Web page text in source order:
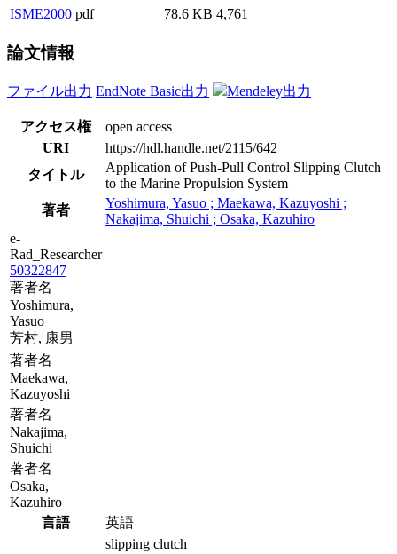
ISME2000 pdf 78.6 KB 4,761
論文情報
ファイル出力 EndNote Basic出力 Mendeley出力
アクセス権
open access
URI
https://hdl.handle.net/2115/642
タイトル
Application of Push-Pull Control Slipping Clutch
to the Marine Propulsion System
著者
Yoshimura, Yasuo ; Maekawa, Kazuyoshi ;
Nakajima, Shuichi ; Osaka, Kazuhiro
e-
Rad_Researcher
50322847
著者名
Yoshimura,
Yasuo
芳村, 康男
著者名
Maekawa,
Kazuyoshi
著者名
Nakajima,
Shuichi
著者名
Osaka,
Kazuhiro
言語
英語
slipping clutch